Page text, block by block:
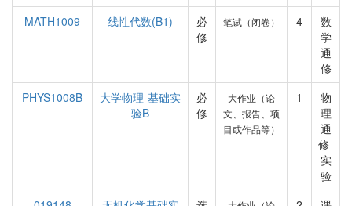
MATH1009
线性代数(B1)
必
修
笔试（闭卷） 4
数
学
通
修
PHYS1008B
大学物理-基础实
验B
必
修
大作业（论
文、报告、项
目或作品等）
1
物
理
通
修-
实
验